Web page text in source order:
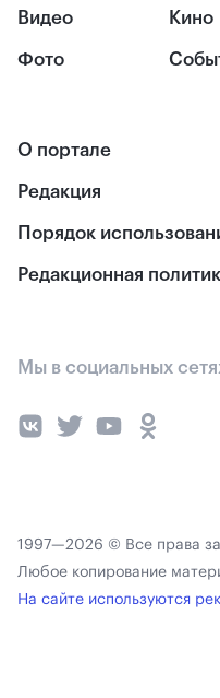
Видео
Фото
Кино
О портале
Редакция
Порядок
Редакционная
Мы в социальных
1997—2026 © Все права
Любое копирование
На сайте используются